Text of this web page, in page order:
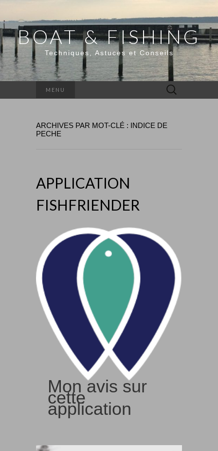
BOAT & FISHING
Techniques, Astuces et Conseils
MENU Rechercher :
ARCHIVES PAR MOT-CLÉ : INDICE DE
PECHE
APPLICATION
FISHFRIENDER
Mon avis sur
cette
application